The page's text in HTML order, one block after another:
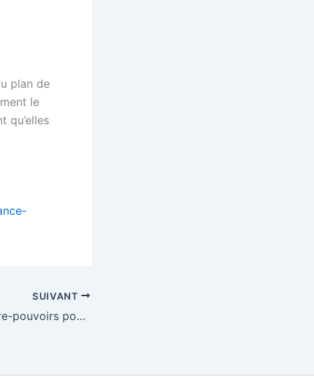
plan de
le
qu’elles
SUIVANT
Protéger les contre-pouvoirs pour sauver l’Etat de droit – Fondation RS